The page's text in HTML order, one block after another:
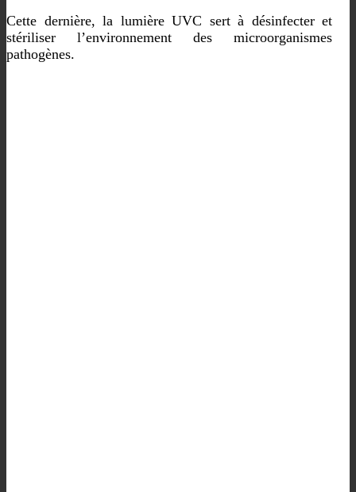
Cette dernière, la lumière UVC sert à désinfecter et
stériliser l’environnement des microorganismes
pathogènes.